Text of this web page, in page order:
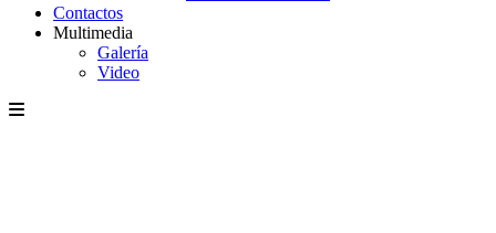
Contactos
Multimedia
Galería
Video